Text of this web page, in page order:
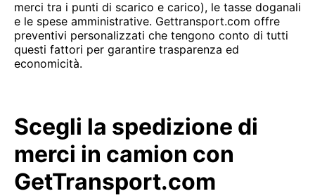
merci tra i punti di scarico e carico), le tasse doganali
e le spese amministrative. Gettransport.com offre
preventivi personalizzati che tengono conto di tutti
questi fattori per garantire trasparenza ed
economicità.
Scegli la spedizione di
merci in camion con
GetTransport.com